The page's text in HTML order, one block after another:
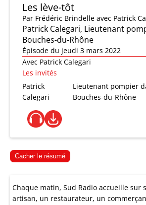
Les lève-tôt
Par Frédéric Brindelle avec Patrick
Patrick Calegari, Lieutenant
Bouches-du-Rhône
Épisode du jeudi 3 mars 2022
Avec Patrick Calegari
Les invités
Patrick
Calegari
Lieutenant pompier
Bouches-du-Rhône
Cacher le résumé
Chaque matin, Sud Radio accueille sur
artisan, un restaurateur, un